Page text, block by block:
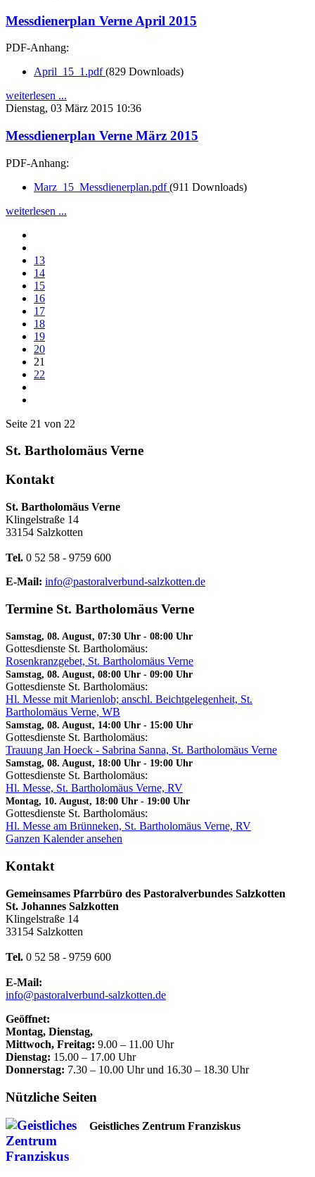
Messdienerplan Verne April 2015
PDF-Anhang:
April_15_1.pdf(829 Downloads)
weiterlesen ...
Dienstag, 03 März 2015 10:36
Messdienerplan Verne März 2015
PDF-Anhang:
Marz_15_Messdienerplan.pdf(911 Downloads)
weiterlesen ...
13
14
15
16
17
18
19
20
21
22
Seite 21 von 22
St. Bartholomäus Verne
Kontakt
St. Bartholomäus Verne
Klingelstraße 14
33154 Salzkotten
Tel. 0 52 58 - 9759 600
E-Mail: info@pastoralverbund-salzkotten.de
Termine St. Bartholomäus Verne
Samstag, 08. August, 07:30 Uhr - 08:00 Uhr
Gottesdienste St. Bartholomäus:
Rosenkranzgebet, St. Bartholomäus Verne
Samstag, 08. August, 08:00 Uhr - 09:00 Uhr
Gottesdienste St. Bartholomäus:
Hl. Messe mit Marienlob; anschl. Beichtgelegenheit, St.
Bartholomäus Verne, WB
Samstag, 08. August, 14:00 Uhr - 15:00 Uhr
Gottesdienste St. Bartholomäus:
Trauung Jan Hoeck - Sabrina Sanna, St. Bartholomäus Verne
Samstag, 08. August, 18:00 Uhr - 19:00 Uhr
Gottesdienste St. Bartholomäus:
Hl. Messe, St. Bartholomäus Verne, RV
Montag, 10. August, 18:00 Uhr - 19:00 Uhr
Gottesdienste St. Bartholomäus:
Hl. Messe am Brünneken, St. Bartholomäus Verne, RV
Ganzen Kalender ansehen
Kontakt
Gemeinsames Pfarrbüro des Pastoralverbundes Salzkotten
St. Johannes Salzkotten
Klingelstraße 14
33154 Salzkotten
Tel. 0 52 58 - 9759 600
E-Mail:
info@pastoralverbund-salzkotten.de
Geöffnet:
Montag, Dienstag,
Mittwoch, Freitag: 9.00 – 11.00 Uhr
Dienstag: 15.00 – 17.00 Uhr
Donnerstag: 7.30 – 10.00 Uhr und 16.30 – 18.30 Uhr
Nützliche Seiten
Geistliches Zentrum Franziskus